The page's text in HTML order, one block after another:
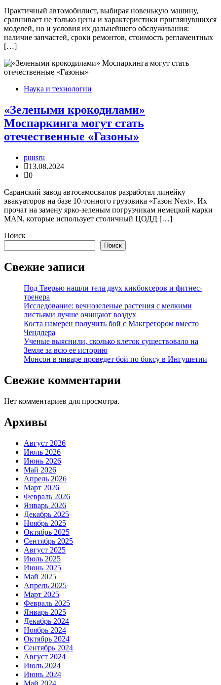
Практичный автомобилист, выбирая новенькую машину,
сравнивает не только цены и характеристики приглянувшихся
моделей, но и условия их дальнейшего обслуживания:
наличие запчастей, сроки ремонтов, стоимость регламентных
[…]
Наука и технологии
«Зелеными крокодилами»
Моспаркинга могут стать
отечественные «Газоны»
puusru
13.08.2024
0
Саранский завод автосамосвалов разработал линейку
эвакуаторов на базе 10-тонного грузовика «Газон Next». Их
прочат на замену ярко-зеленым погрузчикам немецкой марки
MAN, которые использует столичный ЦОДД […]
Поиск
Поиск
Свежие записи
Под Тверью нашли тела двух кикбоксеров и фитнес-
тренера
Исследование: вечнозеленые растения с мелкими
листьями лучше очищают воздух
Коста намерен получить бой с Макгрегором вместо
Чендлера
Ученые выяснили, сколько клеток существовало на
Земле за всю ее историю
Монсон в январе проведет бой по боксу в Ингушетии
Свежие комментарии
Нет комментариев для просмотра.
Архивы
Август 2026
Июль 2026
Июнь 2026
Май 2026
Апрель 2026
Март 2026
Февраль 2026
Январь 2026
Декабрь 2025
Ноябрь 2025
Октябрь 2025
Сентябрь 2025
Август 2025
Июль 2025
Июнь 2025
Май 2025
Апрель 2025
Март 2025
Февраль 2025
Январь 2025
Декабрь 2024
Ноябрь 2024
Октябрь 2024
Сентябрь 2024
Август 2024
Июль 2024
Июнь 2024
Май 2024